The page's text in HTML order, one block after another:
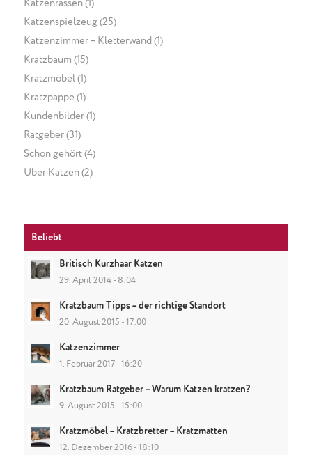
Katzenrassen(1)
Katzenspielzeug(25)
Katzenzimmer – Kletterwand (1)
Kratzbaum (15)
Kratzmöbel (1)
Kratzpappe (1)
Kundenbilder(1)
Ratgeber(31)
Schon gehört(4)
Über Katzen(2)
Beliebt
Britisch Kurzhaar Katzen
29. April 2014 - 8:04
Kratzbaum Tipps – der richtige Standort
20. August 2015 - 17:00
Katzenzimmer
1. Februar 2017 - 16:20
Kratzbaum Ratgeber – Warum Katzen kratzen?
9. August 2015 - 15:00
Kratzmöbel – Kratzbretter – Kratzmatten
12. Dezember 2016 - 18:10